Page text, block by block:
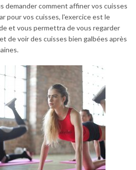
demander comment affiner vos cuisses
pour vos cuisses, l'exercice est le
et vous permettra de vous regarder
de voir des cuisses bien galbées après